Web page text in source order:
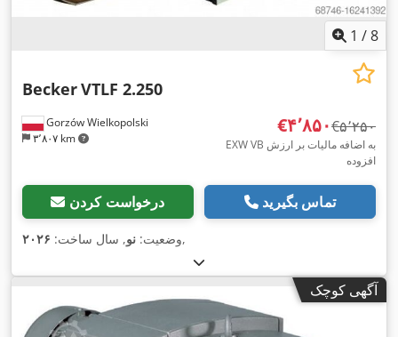
1 /8
Gorzów Wielkopolski
۳٬۸۰۷ km
BeckerVTLF 2.250
‎€۴٬۸۵۰ ‎€۵٬۲۵۰
EXW VB به اضافه مالیات بر ارزش
افزوده
درخواست کردن تماس بگیرید
وضعیت: نو, سال ساخت: ۲۰۲۶ ,
آگهی کوچک